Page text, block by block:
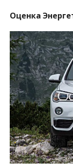
Оценка